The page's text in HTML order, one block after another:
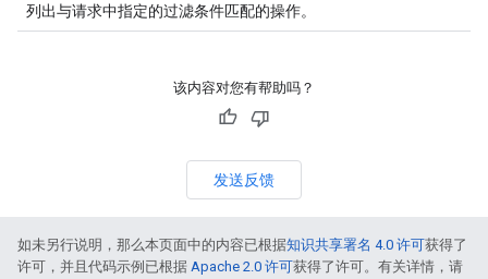
列出与请求中指定的过滤条件匹配的操作。
该内容对您有帮助吗？
发送反馈
如未另行说明，那么本页面中的内容已根据知识共享署名 4.0 许可获得了
许可，并且代码示例已根据 Apache 2.0 许可获得了许可。有关详情，请